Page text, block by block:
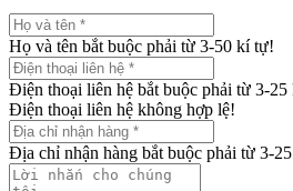
Họ và tên bắt buộc phải từ 3-50 kí tự!
Điện thoại liên hệ bắt buộc phải từ 3-
Điện thoại liên hệ không hợp lệ!
Địa chỉ nhận hàng bắt buộc phải từ 3-